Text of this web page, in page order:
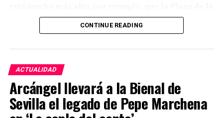
Constitución.La arqueología ha demostrado que
esta relación con el relieve estaba presente desde la
rellenos, excavaciones y modificaciones urbanas.
Siglo XIII: una muralla adaptada
al relieve
CONTINUE READING
ACTUALIDAD
Arcángel llevará a la Bienal de
Sevilla el legado de Pepe Marchena